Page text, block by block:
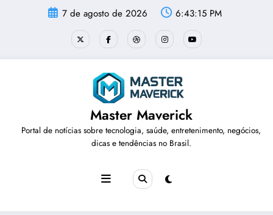
7 de agosto de 2026 6:43:16 PM
Master Maverick
Portal de notícias sobre tecnologia, saúde, entretenimento, negócios,
dicas e tendências no Brasil.